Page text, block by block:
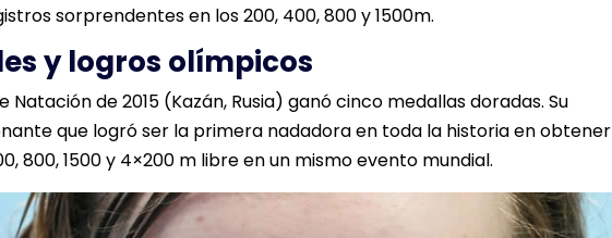
sorprendentes en los 200, 400, 800 y 1500m.
y logros olímpicos
Natación de 2015 (Kazán, Rusia) ganó cinco medallas doradas. Su
que logró ser la primera nadadora en toda la historia en obtener
800, 1500 y 4×200 m libre en un mismo evento mundial.